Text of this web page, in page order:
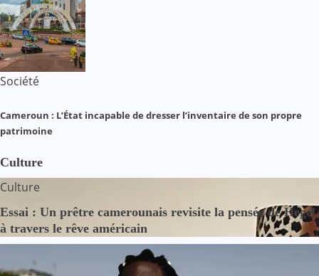
Société
Cameroun : L’État incapable de dresser l’inventaire de son propre
patrimoine
Culture
Culture
Essai : Un prêtre camerounais revisite la pensée de Hegel
à travers le rêve américain